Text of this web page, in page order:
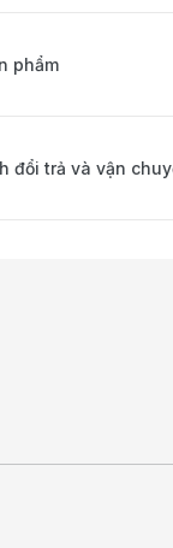
phẩm
đổi trả và vận